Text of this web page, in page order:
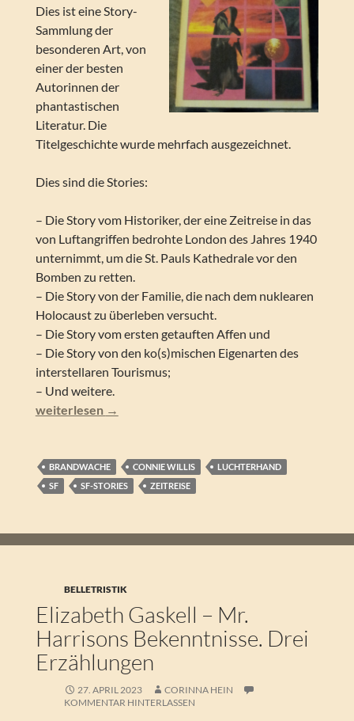
Dies ist eine Story-
Sammlung der
besonderen Art, von
einer der besten
Autorinnen der
phantastischen
Literatur. Die
Titelgeschichte wurde mehrfach ausgezeichnet.
Dies sind die Stories:
– Die Story vom Historiker, der eine Zeitreise in das
von Luftangriffen bedrohte London des Jahres 1940
unternimmt, um die St. Pauls Kathedrale vor den
Bomben zu retten.
– Die Story von der Familie, die nach dem nuklearen
Holocaust zu überleben versucht.
– Die Story vom ersten getauften Affen und
– Die Story von den ko(s)mischen Eigenarten des
interstellaren Tourismus;
– Und weitere.
Connie Willis – Brandwache. Phantastische Geschichten
weiterlesen →
BRANDWACHE CONNIE WILLIS
LUCHTERHAND
SF
SF-STORIES ZEITREISE
BELLETRISTIK
Elizabeth Gaskell – Mr.
Harrisons Bekenntnisse. Drei
Erzählungen
27. APRIL 2023
CORINNA HEIN
KOMMENTAR HINTERLASSEN